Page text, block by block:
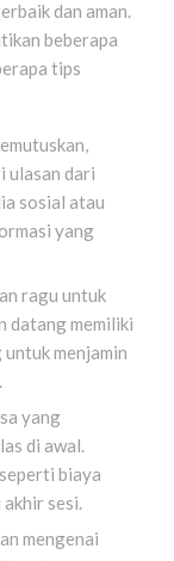
dan aman.
beberapa
tips
ulasan dari
sosial atau
yang
ragu untuk
datang memiliki
menjamin
yang
di awal.
biaya
sesi.
mengenai